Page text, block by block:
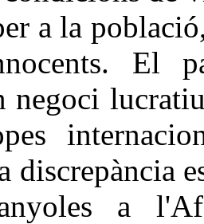
a la
El
negoci
discrepància
a